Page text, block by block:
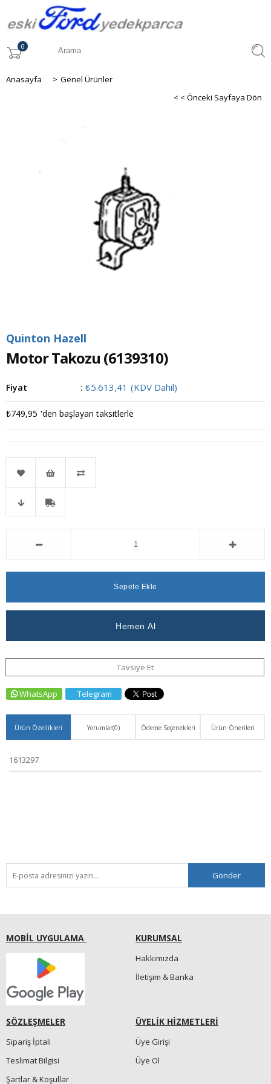
0
Anasayfa > Genel Ürünler
< < Önceki Sayfaya Dön
Quinton Hazell
Motor Takozu (6139310)
Fiyat : ₺5.613,41 (KDV Dahil)
₺749,95 'den başlayan taksitlerle
Favorilere İstek
Tavsiye Et
WhatsApp Telegram
Ürün Özellikleri Yorumlar(0) Ödeme Seçenekleri Ürün Önerileri
1613297
Gönder
MOBİL UYGULAMA KURUMSAL
Hakkımızda
İletişim & Banka
SÖZLEŞMELER
Sipariş İptali
Teslimat Bilgisi
Şartlar & Koşullar
ÜYELİK HİZMETLERİ
Üye Girişi
Üye Ol